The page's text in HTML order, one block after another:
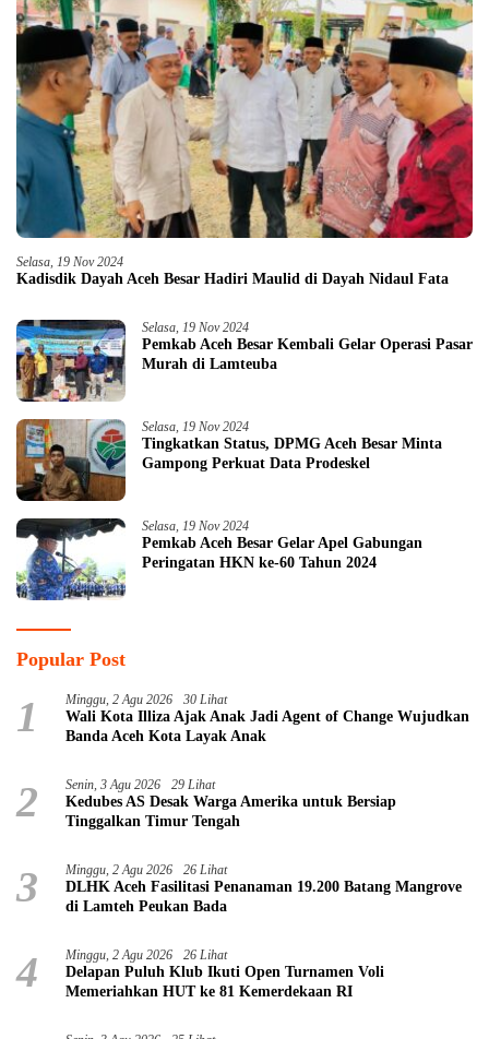
Selasa, 19 Nov 2024
Kadisdik Dayah Aceh Besar Hadiri Maulid di Dayah Nidaul Fata
Selasa, 19 Nov 2024
Pemkab Aceh Besar Kembali Gelar Operasi Pasar
Murah di Lamteuba
Selasa, 19 Nov 2024
Tingkatkan Status, DPMG Aceh Besar Minta
Gampong Perkuat Data Prodeskel
Selasa, 19 Nov 2024
Pemkab Aceh Besar Gelar Apel Gabungan
Peringatan HKN ke-60 Tahun 2024
Popular Post
1 Minggu, 2 Agu 2026 30 Lihat
Wali Kota Illiza Ajak Anak Jadi Agent of Change Wujudkan
Banda Aceh Kota Layak Anak
2 Senin, 3 Agu 2026 29 Lihat
Kedubes AS Desak Warga Amerika untuk Bersiap
Tinggalkan Timur Tengah
3 Minggu, 2 Agu 2026 26 Lihat
DLHK Aceh Fasilitasi Penanaman 19.200 Batang Mangrove
di Lamteh Peukan Bada
4 Minggu, 2 Agu 2026 26 Lihat
Delapan Puluh Klub Ikuti Open Turnamen Voli
Memeriahkan HUT ke 81 Kemerdekaan RI